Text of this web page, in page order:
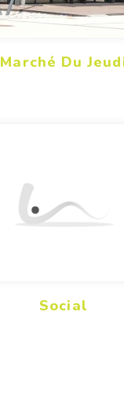
Marché Du
Social